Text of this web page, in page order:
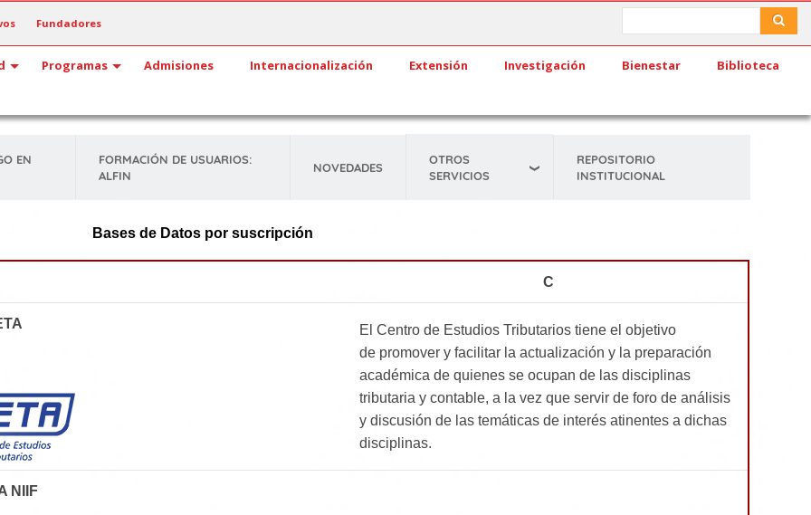
Fundadores
Programas Admisiones Internacionalización Extensión Investigación Bienestar Biblioteca
EN
FORMACIÓN DE USUARIOS:
ALFIN
NOVEDADES
OTROS
SERVICIOS
REPOSITORIO
INSTITUCIONAL
Bases de Datos por suscripción
C
El Centro de Estudios Tributarios tiene el objetivo
de promover y facilitar la actualización y la preparación
académica de quienes se ocupan de las disciplinas
tributaria y contable, a la vez que servir de foro de análisis
y discusión de las temáticas de interés atinentes a dichas
disciplinas.
NIIF